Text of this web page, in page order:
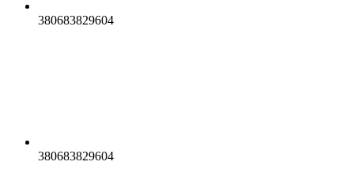
380683829604
380683829604